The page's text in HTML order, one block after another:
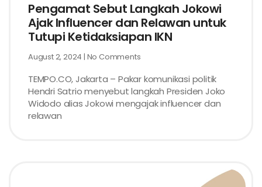
Pengamat Sebut Langkah Jokowi
Ajak Influencer dan Relawan untuk
Tutupi Ketidaksiapan IKN
August 2, 2024 No Comments
TEMPO.CO, Jakarta – Pakar komunikasi politik
Hendri Satrio menyebut langkah Presiden Joko
Widodo alias Jokowi mengajak influencer dan
relawan